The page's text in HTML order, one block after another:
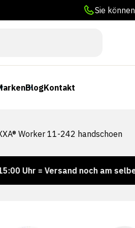
Sie
BlogKontakt
Worker 11-242 handschoen
Versand noch am selben Tag